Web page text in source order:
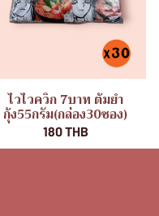
ไวไวควิก 7บาท ต้มยำ
กุ้ง55กรัม(กล่อง30ซอง)
180 THB